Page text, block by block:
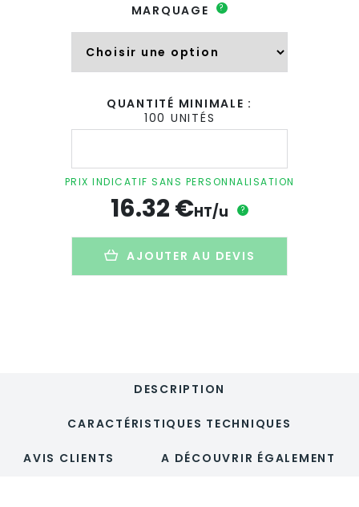
MARQUAGE ?
QUANTITÉ MINIMALE :
100 UNITÉS
quantité
dans
boule
personnalisé
PRIX INDICATIF SANS PERSONNALISATION
16.32€HT/u ?
AJOUTER AU DEVIS
DESCRIPTION
CARACTÉRISTIQUES TECHNIQUES
AVIS CLIENTS A DÉCOUVRIR ÉGALEMENT